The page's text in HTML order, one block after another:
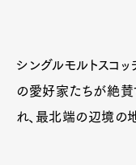
シングルモルトスコッ
の愛好家たちが絶
れ、最北端の辺境の